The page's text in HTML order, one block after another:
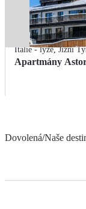
Itálie - lyže,Jižní
Apartmány
Dovolená/Naše